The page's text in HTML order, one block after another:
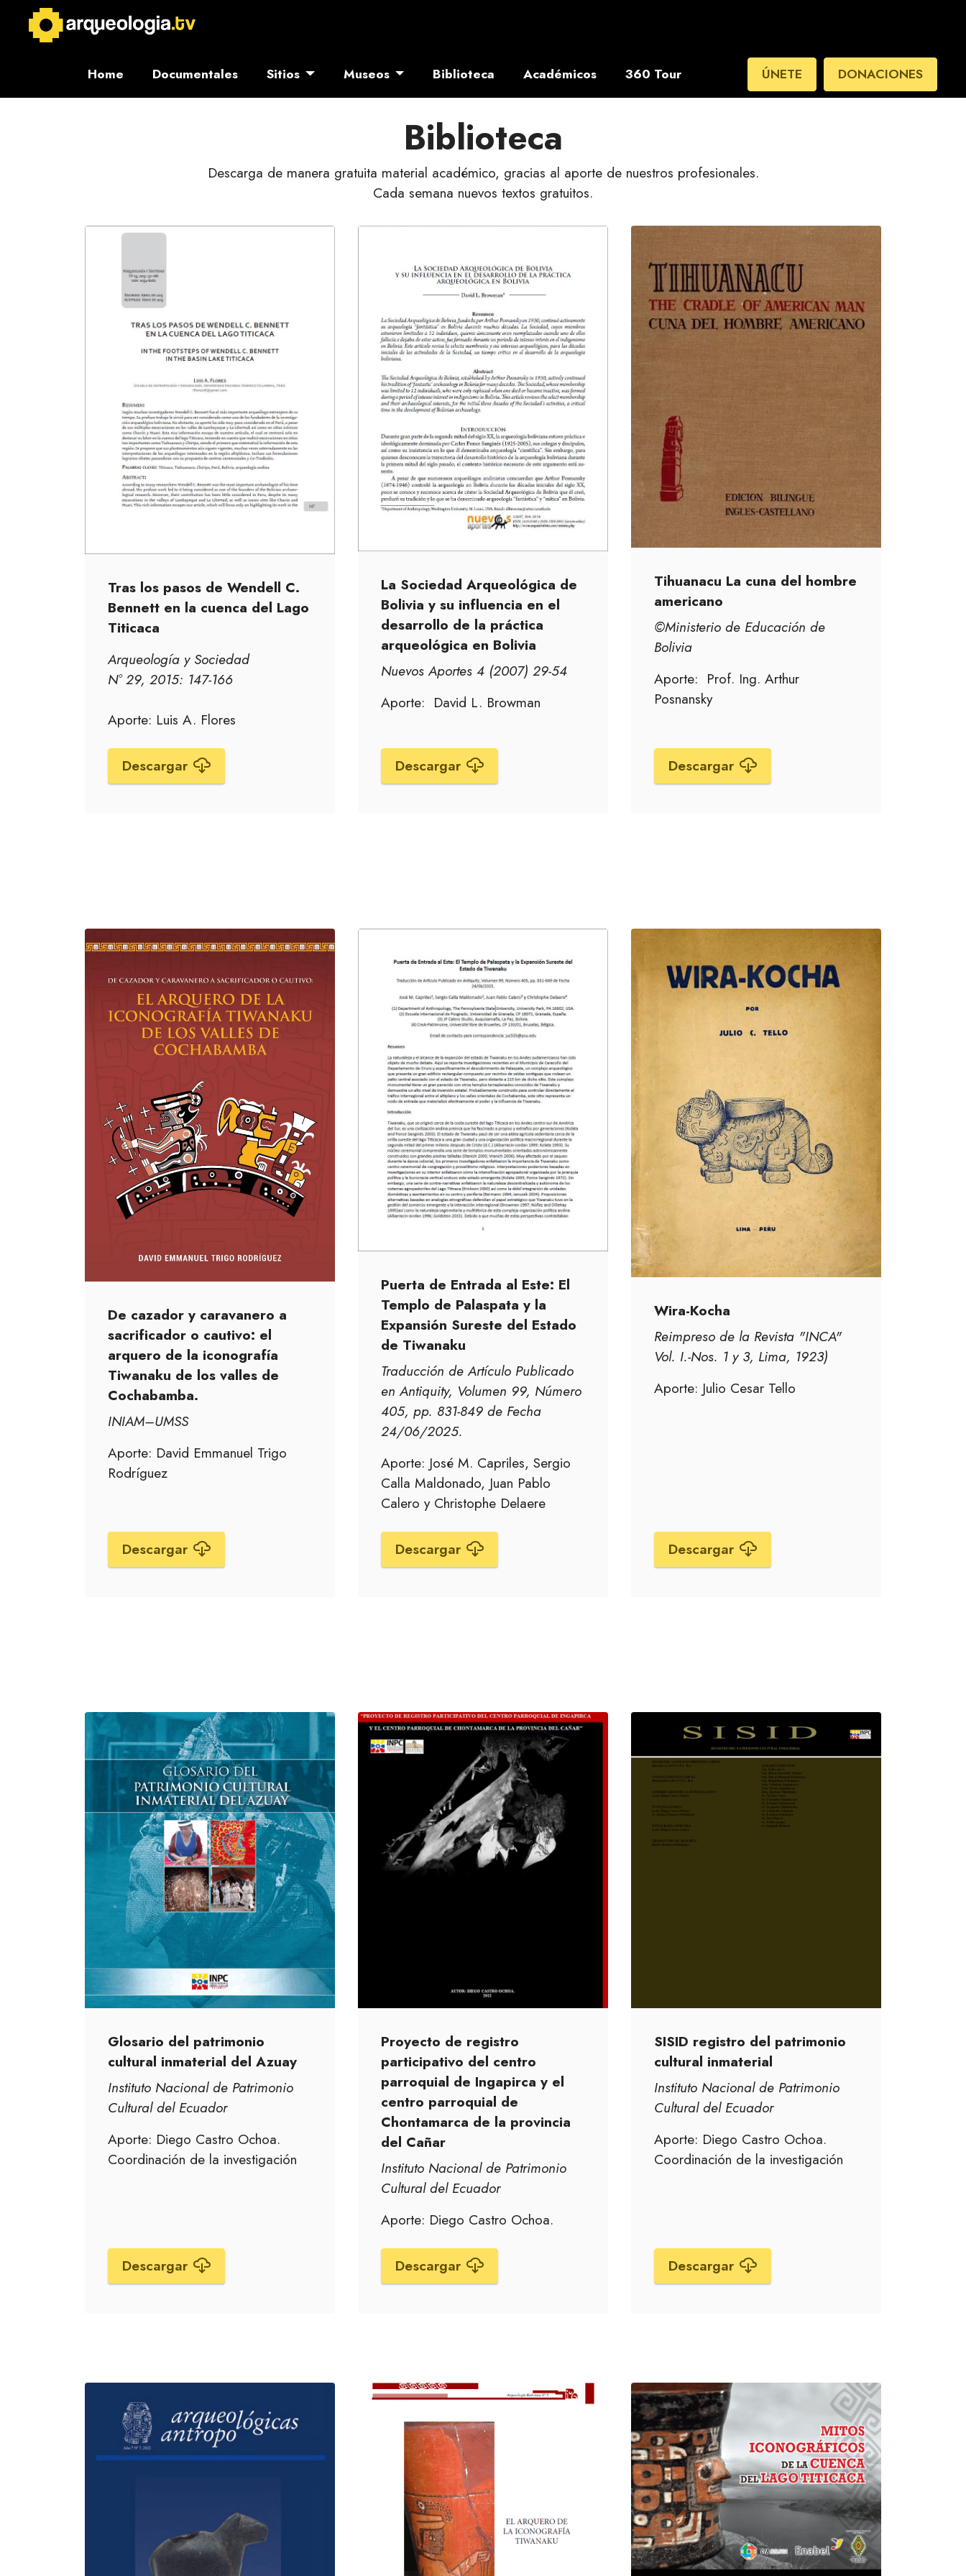
Home Documentales Sitios Museos Biblioteca Académicos 360 Tour ÚNETE DONACIONES
Biblioteca
Descarga de manera gratuita material académico, gracias al aporte de nuestros profesionales.
Cada semana nuevos textos gratuitos.
Tras los pasos de Wendell C.
Bennett en la cuenca del Lago
Titicaca
Arqueología y Sociedad
Nº 29, 2015: 147-166
Aporte: Luis A. Flores
Descargar
La Sociedad Arqueológica de
Bolivia y su influencia en el
desarrollo de la práctica
arqueológica en Bolivia
Nuevos Aportes 4 (2007) 29-54
Aporte: David L. Browman
Descargar
Tihuanacu La cuna del hombre
americano
©Ministerio de Educación de
Bolivia
Aporte: Prof. Ing. Arthur
Posnansky
Descargar
De cazador y caravanero a
sacrificador o cautivo: el
arquero de la iconografía
Tiwanaku de los valles de
Cochabamba.
INIAM–UMSS
Aporte: David Emmanuel Trigo
Rodríguez
Descargar
Puerta de Entrada al Este: El
Templo de Palaspata y la
Expansión Sureste del Estado
de Tiwanaku
Traducción de Artículo Publicado
en Antiquity, Volumen 99, Número
405, pp. 831-849 de Fecha
24/06/2025.
Aporte: José M. Capriles, Sergio
Calla Maldonado, Juan Pablo
Calero y Christophe Delaere
Descargar
Wira-Kocha
Reimpreso de la Revista "INCA"
Vol. I.-Nos. 1 y 3, Lima, 1923)
Aporte: Julio Cesar Tello
Descargar
Glosario del patrimonio
cultural inmaterial del Azuay
Instituto Nacional de Patrimonio
Cultural del Ecuador
Aporte: Diego Castro Ochoa.
Coordinación de la investigación
Descargar
Proyecto de registro
participativo del centro
parroquial de Ingapirca y el
centro parroquial de
Chontamarca de la provincia
del Cañar
Instituto Nacional de Patrimonio
Cultural del Ecuador
Aporte: Diego Castro Ochoa.
Descargar
SISID registro del patrimonio
cultural inmaterial
Instituto Nacional de Patrimonio
Cultural del Ecuador
Aporte: Diego Castro Ochoa.
Coordinación de la investigación
Descargar